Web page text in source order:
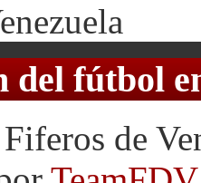
del fútbol
de